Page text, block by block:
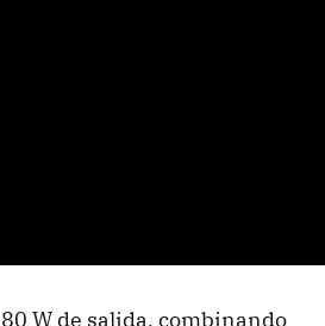
W de salida, combinando